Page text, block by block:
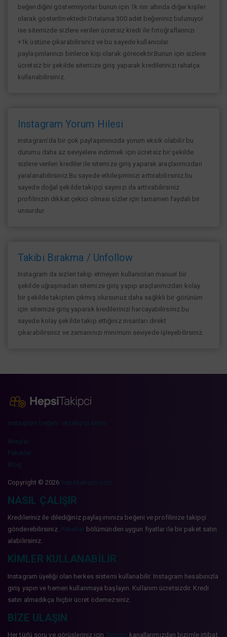
beğendiğini göstermiyorlar bunun için 1k nın altında diğer kişiler
olarak gösterilmektedir.Ortalama 300 adet beğeniniz bulunuyor
ise sitemizde sizlere verilen ücretsiz kredi ile fotoğraflarınızı
+1k üstüne çıkarabilirsiniz ve bu sayede kullanıcılar
paylaşımlarınızı binlerce kişi olarak görecektir.Bunun için sizlere
ücretsiz bir şekilde sitemize giriş yaparak kredilerinizi rahatça
kullanabilirsiniz.
Instagram Yorum Hilesi
instagram'da bir çok paylaşımınızda yorum eksik olabilir bu
durumu daha az seviyelere indirmek için ücretsiz bir şekilde
sizlere verilen krediler ile sitemize giriş yaparak araçlarımızdan
yaralanabilirsiniz.Bu sayede etkileşiminizi arttırabilirsiniz.bu
sayede doğal şekilde takipçi sayınızı da arttırabilirsiniz
profilinizin dikkat çekici olması sizler için tamamen faydalı bir
unsurdur.
Takibi Bırakma / Unfollow
Instagram da sizleri takip etmeyen kullanıcıları manuel bir
şekilde uğraşmadan sitemize giriş yapıp araçlarımızdan kolay
bir şekilde takipten çıkmış olursunuz daha sağlıklı bir görünüm
için sitemize giriş yaparak kredilerinizi harcayabilirsiniz.bu
sayede kolay şekilde takip ettiğiniz insanları direkt
çıkarabilirsiniz ve zamanınızı minimum seviyede işleyebilirsiniz.
instagram beğeni ve takipçi sitesi
Araçlar
Paketler
Blog
Copyright © 2026 hepsitakipci.com
NASIL ÇALIŞIR
Kredileriniz ile dilediğiniz paylaşımınıza beğeni ve profilinize takipçi
gönderebilirsiniz. Paketler bölümünden uygun fiyatlar ile bir paket satın
alabilirsiniz.
KIMLER KULLANABILIR
Instagram üyeliği olan herkes sistemi kullanabilir. Instagram hesabınızla
giriş yapın ve hemen kullanmaya başlayın. Kullanım ücretsizdir. Kredi
satın almadıkça hiçbir ücret ödemezsiniz.
BIZE ULAŞIN
Her türlü soru ve görüşleriniz için kanallarımızdan bizimle irtibat